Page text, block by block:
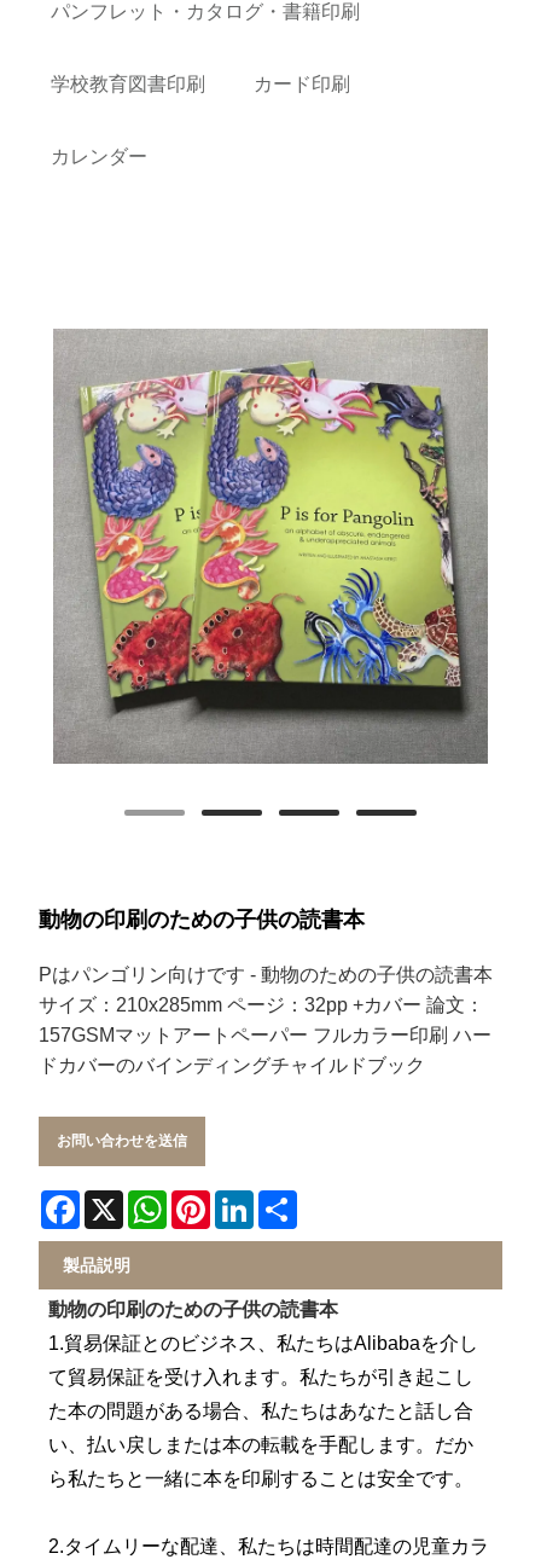
パンフレット・カタログ・書籍印刷
学校教育図書印刷 カード印刷
カレンダー
動物の印刷のための子供の読書本
Pはパンゴリン向けです - 動物のための子供の読書本
サイズ：210x285mm ページ：32pp +カバー 論文：
157GSMマットアートペーパー フルカラー印刷 ハー
ドカバーのバインディングチャイルドブック
お問い合わせを送信
Facebook
X WhatsApp
PinterestLinkedIn
製品説明
動物の印刷のための子供の読書本
1.貿易保証とのビジネス、私たちはAlibabaを介し
て貿易保証を受け入れます。私たちが引き起こし
た本の問題がある場合、私たちはあなたと話し合
い、払い戻しまたは本の転載を手配します。だか
ら私たちと一緒に本を印刷することは安全です。
2.タイムリーな配達、私たちは時間配達の児童カラ